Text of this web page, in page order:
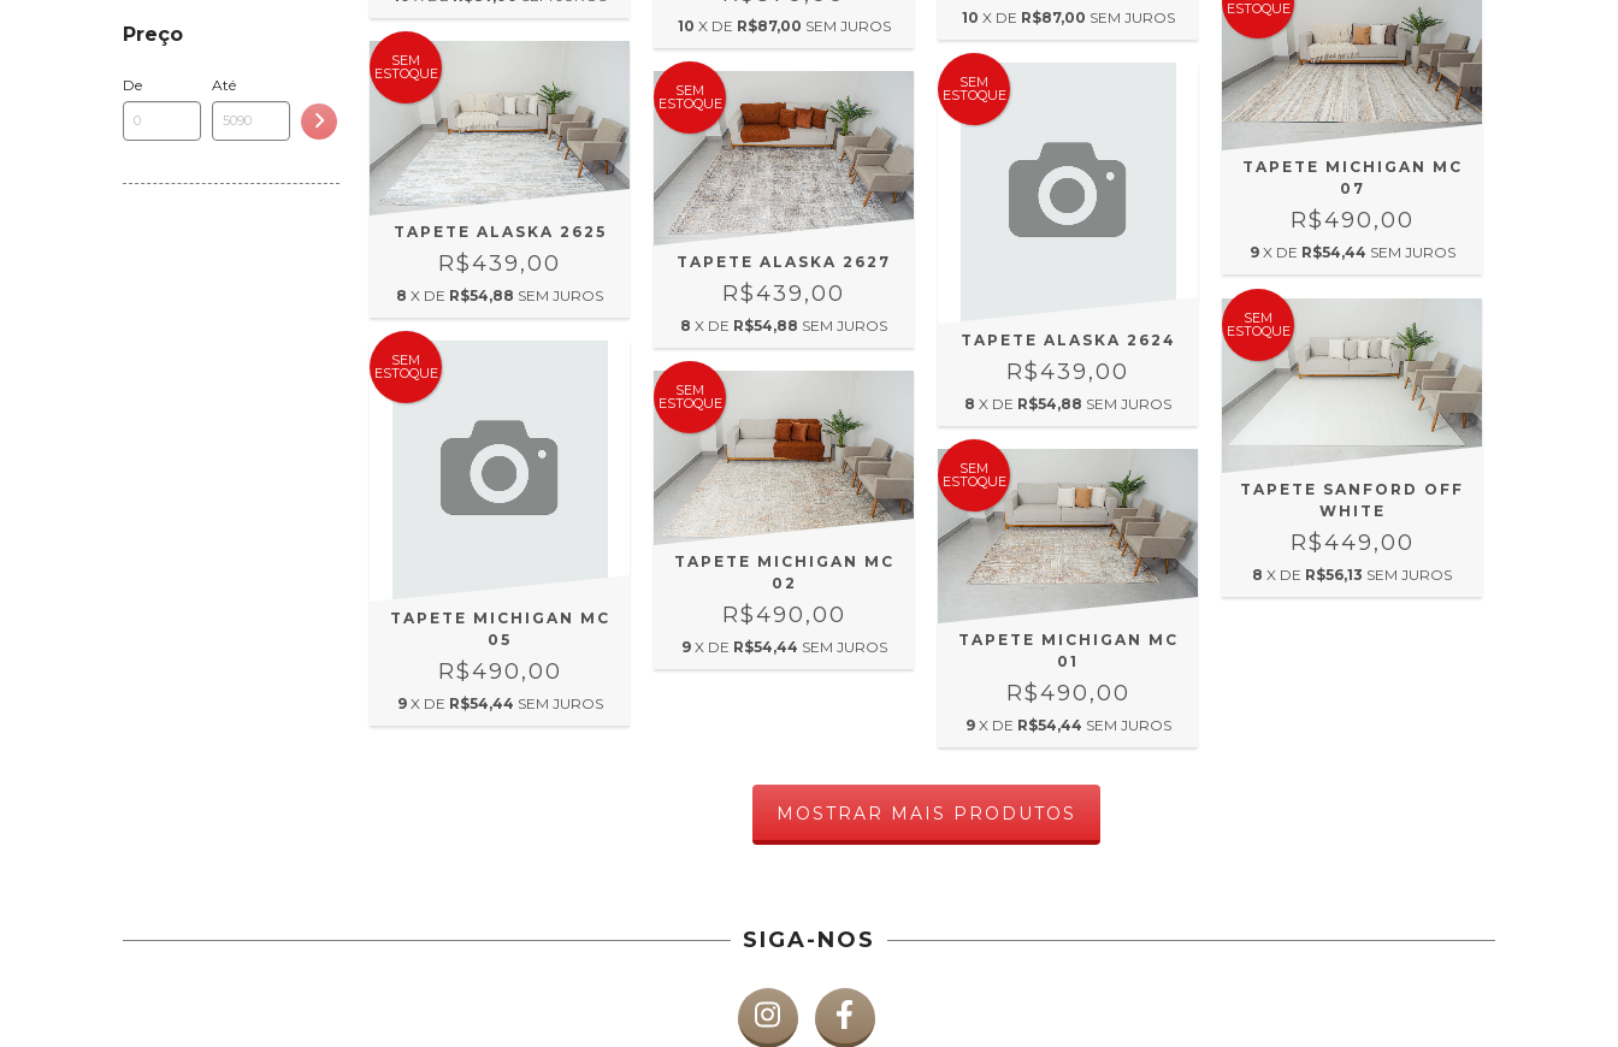
Preço
De Até
10 X DE R$87,00 SEM JUROS 10 X DE R$87,00 SEM JUROS
SEM
ESTOQUE
TAPETE ALASKA 2625
R$439,00
8 X DE R$54,88 SEM JUROS
SEM
ESTOQUE
TAPETE ALASKA 2627
R$439,00
8 X DE R$54,88 SEM JUROS
SEM
ESTOQUE
TAPETE ALASKA 2624
R$439,00
8 X DE R$54,88 SEM JUROS
ESTOQUE
TAPETE MICHIGAN MC
07
R$490,00
9 X DE R$54,44 SEM JUROS
SEM
ESTOQUE
TAPETE MICHIGAN MC
05
R$490,00
9 X DE R$54,44 SEM JUROS
SEM
ESTOQUE
TAPETE MICHIGAN MC
02
R$490,00
9 X DE R$54,44 SEM JUROS
SEM
ESTOQUE
TAPETE MICHIGAN MC
01
R$490,00
9 X DE R$54,44 SEM JUROS
SEM
ESTOQUE
TAPETE SANFORD OFF
WHITE
R$449,00
8 X DE R$56,13 SEM JUROS
MOSTRAR MAIS PRODUTOS
SIGA-NOS